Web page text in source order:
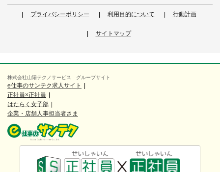
プライバシーポリシー 利用目的について 行動計画
サイトマップ
株式会社山陽テクノサービス グループサイト
e仕事のサンテク求人サイト
正社員×正社員
はたらく女子部
企業・店舗人事担当者さま